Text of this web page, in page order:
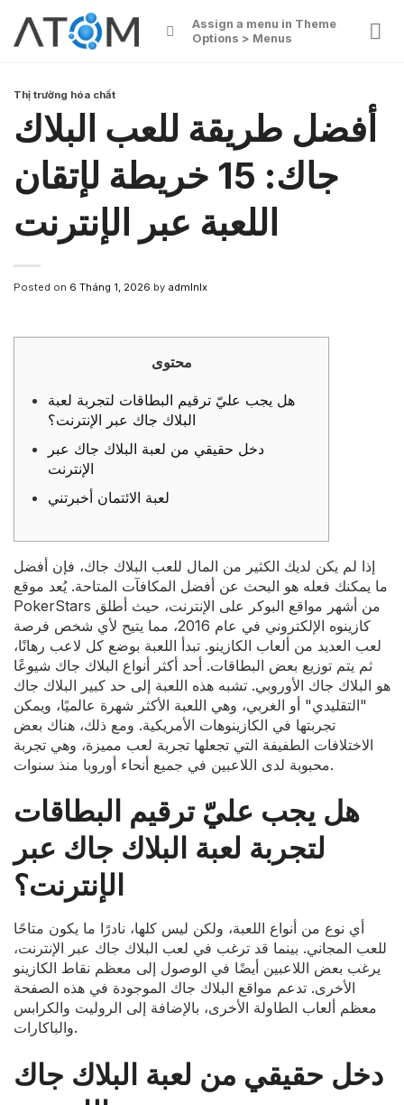
content
Assign a menu in Theme
Options > Menus
Thị trường hóa chất
أفضل طريقة للعب البلاك
جاك: 15 خريطة لإتقان
اللعبة عبر الإنترنت
Posted on 6 Tháng 1, 2026 by admlnlx
محتوى
هل يجب عليّ ترقيم البطاقات لتجربة لعبة
البلاك جاك عبر الإنترنت؟
دخل حقيقي من لعبة البلاك جاك عبر
الإنترنت
لعبة الائتمان أخبرتني
إذا لم يكن لديك الكثير من المال للعب البلاك جاك، فإن أفضل
ما يمكنك فعله هو البحث عن أفضل المكافآت المتاحة. يُعد موقع
PokerStars من أشهر مواقع البوكر على الإنترنت، حيث أطلق
كازينوه الإلكتروني في عام 2016، مما يتيح لأي شخص فرصة
لعب العديد من ألعاب الكازينو. تبدأ اللعبة بوضع كل لاعب رهانًا،
ثم يتم توزيع بعض البطاقات. أحد أكثر أنواع البلاك جاك شيوعًا
هو البلاك جاك الأوروبي. تشبه هذه اللعبة إلى حد كبير البلاك جاك
"التقليدي" أو الغربي، وهي اللعبة الأكثر شهرة عالميًا، ويمكن
تجربتها في الكازينوهات الأمريكية. ومع ذلك، هناك بعض
الاختلافات الطفيفة التي تجعلها تجربة لعب مميزة، وهي تجربة
محبوبة لدى اللاعبين في جميع أنحاء أوروبا منذ سنوات.
هل يجب عليّ ترقيم البطاقات
لتجربة لعبة البلاك جاك عبر
الإنترنت؟
أي نوع من أنواع اللعبة، ولكن ليس كلها، نادرًا ما يكون متاحًا
للعب المجاني. بينما قد ترغب في لعب البلاك جاك عبر الإنترنت،
يرغب بعض اللاعبين أيضًا في الوصول إلى معظم نقاط الكازينو
الأخرى. تدعم مواقع البلاك جاك الموجودة في هذه الصفحة
معظم ألعاب الطاولة الأخرى، بالإضافة إلى الروليت والكرابس
والباكارات.
دخل حقيقي من لعبة البلاك جاك